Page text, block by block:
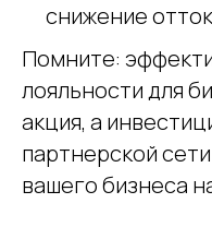
снижение
Помните:
лояльности для
акция, а
партнерской
вашего бизнеса